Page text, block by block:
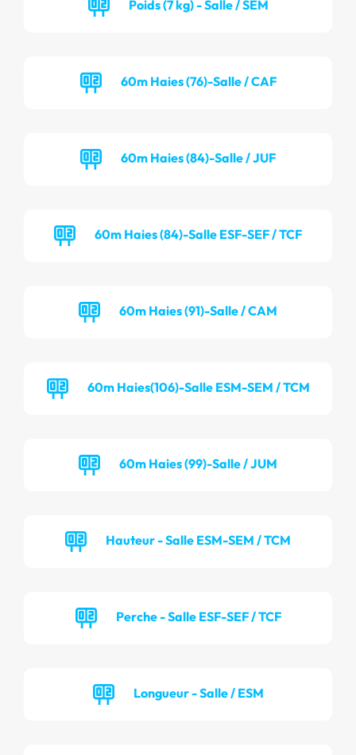
Poids (7 kg) - Salle / SEM
60m Haies (76)-Salle / CAF
60m Haies (84)-Salle / JUF
60m Haies (84)-Salle ESF-SEF / TCF
60m Haies (91)-Salle / CAM
60m Haies(106)-Salle ESM-SEM / TCM
60m Haies (99)-Salle / JUM
Hauteur - Salle ESM-SEM / TCM
Perche - Salle ESF-SEF / TCF
Longueur - Salle / ESM